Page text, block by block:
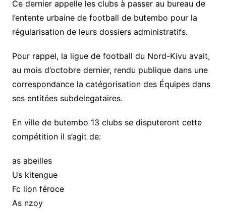
Ce dernier appelle les clubs à passer au bureau de
l’entente urbaine de football de butembo pour la
régularisation de leurs dossiers administratifs.
Pour rappel, la ligue de football du Nord-Kivu avait,
au mois d’octobre dernier, rendu publique dans une
correspondance la catégorisation des Équipes dans
ses entitées subdelegataires.
En ville de butembo 13 clubs se disputeront cette
compétition il s’agit de:
as abeilles
Us kitengue
Fc lion féroce
As nzoy